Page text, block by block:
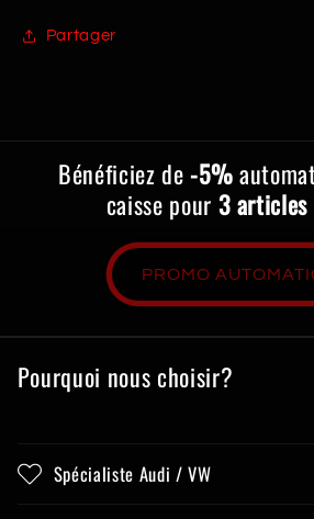
Partager
Bénéficiez de-5%
caisse pour 3 articles
PROMO
Pourquoi nous choisir?
Spécialiste Audi / VW